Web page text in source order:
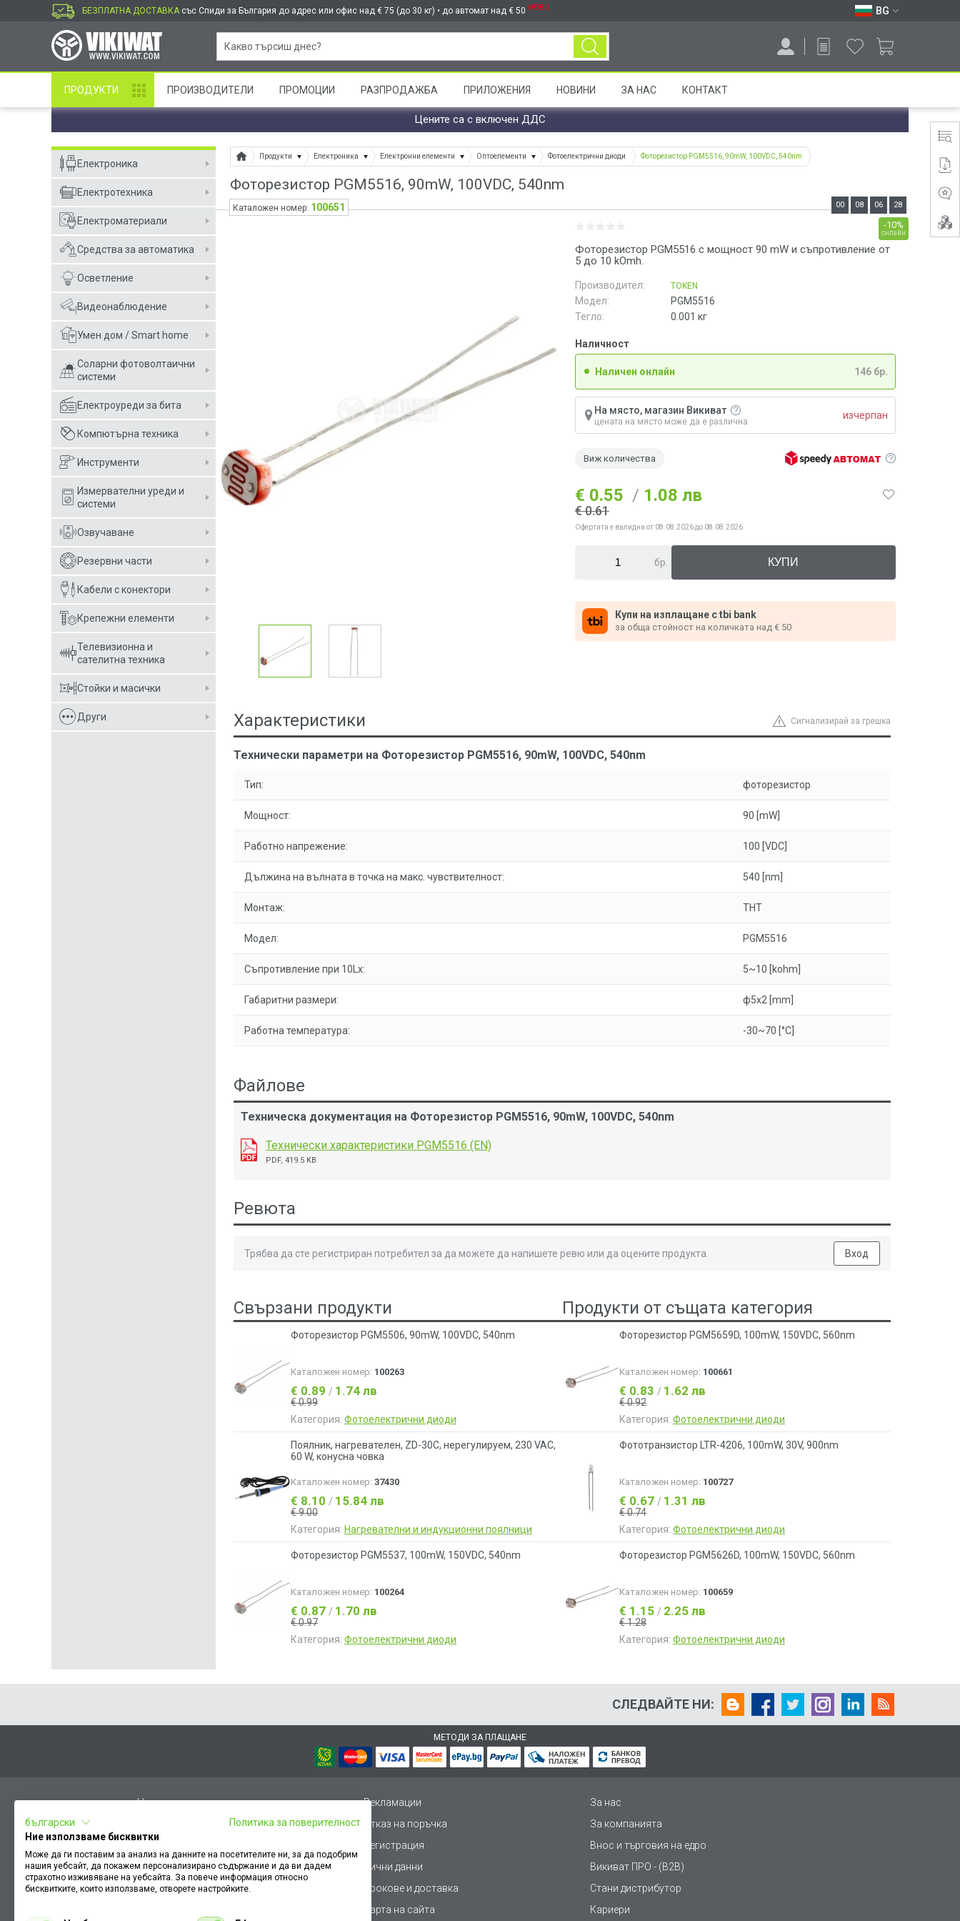
БЕЗПЛАТНА ДОСТАВКА със Спиди за България до адрес или офис над € 75 (до 30 кг) • до автомат над € 50 НОВО BG
ПРОДУКТИ ПРОИЗВОДИТЕЛИ ПРОМОЦИИ РАЗПРОДАЖБА ПРИЛОЖЕНИЯ НОВИНИ ЗА НАС КОНТАКТ
Цените са с включен ДДС
Електроника
Електротехника
Електроматериали
Средства за автоматика
Осветление
Видеонаблюдение
Умен дом / Smart home
Соларни фотоволтаични
системи
Електроуреди за бита
Компютърна техника
Инструменти
Измервателни уреди и
системи
Озвучаване
Резервни части
Кабели с конектори
Крепежни елементи
Телевизионна и
сателитна техника
Стойки и масички
Други
Продукти Електроника Електронни елементи Оптоелементи Фотоелектрични диоди Фоторезистор PGM5516, 90mW, 100VDC, 540nm
Фоторезистор PGM5516, 90mW, 100VDC, 540nm
Фоторезистор PGM5516 с мощност 90 mW и съпротивление от
5 до 10 kOmh.
Производител: TOKEN
Модел:
PGM5516
Тегло:
0.001 кг
Наличност
Наличен онлайн 146 бр.
На място, магазин Викиват
цената на място може да е различна
изчерпан
Виж количества
-10%
онлайн
00 08 06 28
€ 0.55 / 1.08 лв
€ 0.61
Офертата е валидна от 08.08.2026 до 08.08.2026
бр.
Купи на изплащане с tbi bank
за обща стойност на количката над € 50
Каталожен номер: 100651
Сигнализирай за грешка
Характеристики
Технически параметри на Фоторезистор PGM5516, 90mW, 100VDC, 540nm
Тип: фоторезистор
Мощност: 90 [mW]
Работно напрежение: 100 [VDC]
Дължина на вълната в точка на макс. чувствителност: 540 [nm]
Монтаж: THT
Модел: PGM5516
Съпротивление при 10Lx: 5~10 [kohm]
Габаритни размери: ф5x2 [mm]
Работна температура: -30~70 [°C]
Файлове
Техническа документация на Фоторезистор PGM5516, 90mW, 100VDC, 540nm
Технически характеристики PGM5516 (EN)
PDF, 419.5 KB
Ревюта
Трябва да сте регистриран потребител за да можете да напишете ревю или да оцените продукта. Вход
Свързани продукти
Фоторезистор PGM5506, 90mW, 100VDC, 540nm
Каталожен номер: 100263
€ 0.89 / 1.74 лв
€ 0.99
Категория: Фотоелектрични диоди
Поялник, нагревателен, ZD-30С, нерегулируем, 230 VAC,
60 W, конусна човка
Каталожен номер: 37430
€ 8.10 / 15.84 лв
€ 9.00
Категория: Нагревателни и индукционни поялници
Фоторезистор PGM5537, 100mW, 150VDC, 540nm
Каталожен номер: 100264
€ 0.87 / 1.70 лв
€ 0.97
Категория: Фотоелектрични диоди
Продукти от същата категория
Фоторезистор PGM5659D, 100mW, 150VDC, 560nm
Каталожен номер: 100661
€ 0.83 / 1.62 лв
€ 0.92
Категория: Фотоелектрични диоди
Фототранзистор LTR-4206, 100mW, 30V, 900nm
Каталожен номер: 100727
€ 0.67 / 1.31 лв
€ 0.74
Категория: Фотоелектрични диоди
Фоторезистор PGM5626D, 100mW, 150VDC, 560nm
Каталожен номер: 100659
€ 1.15 / 2.25 лв
€ 1.28
Категория: Фотоелектрични диоди
СЛЕДВАЙТЕ НИ:
МЕТОДИ ЗА ПЛАЩАНЕ
Начало Рекламации
За нас
Отказ на поръчка
За компанията
Регистрация
Внос и търговия на едро
Оплакване / похвала
Лични данни
Викиват ПРО - (B2B)
Условия за ползване
Срокове и доставка
Стани дистрибутор
Карта на сайта Кариери
български
Политика за поверителност
Ние използваме бисквитки
Може да ги поставим за анализ на данните на посетителите ни, за да подобрим
нашия уебсайт, да покажем персонализирано съдържание и да ви дадем
страхотно изживяване на уебсайта. За повече информация относно
бисквитките, които използваме, отворете настройките.